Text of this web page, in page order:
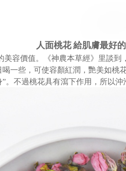
人面桃花 給肌膚最好
容價值。
《神農本草經》里談
一些，可使容顏紅潤，艷美如桃
”。不過桃花具有瀉下作用，所以沖